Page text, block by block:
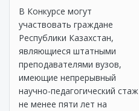
В Конкурсе могут
участвовать граждане
Республики Казахстан,
являющиеся штатными
преподавателями вузов,
имеющие непрерывный
научно-педагогический стаж
не менее пяти лет на